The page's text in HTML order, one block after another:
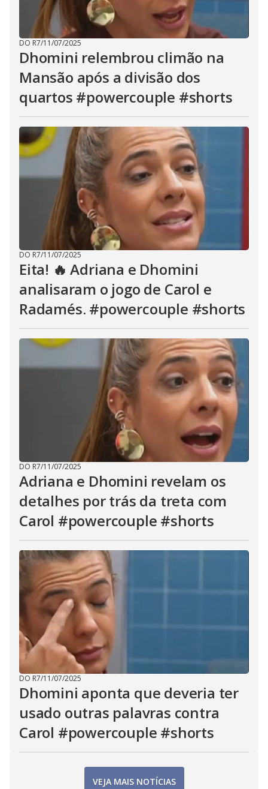
DO R7/11/07/2025
Dhomini relembrou climão na
Mansão após a divisão dos
quartos #powercouple #shorts
DO R7/11/07/2025
Eita! 🔥 Adriana e Dhomini
analisaram o jogo de Carol e
Radamés. #powercouple #shorts
DO R7/11/07/2025
Adriana e Dhomini revelam os
detalhes por trás da treta com
Carol #powercouple #shorts
DO R7/11/07/2025
Dhomini aponta que deveria ter
usado outras palavras contra
Carol #powercouple #shorts
VEJA MAIS NOTÍCIAS